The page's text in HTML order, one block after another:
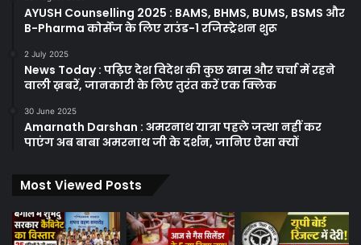
AYUSH Counselling 2025 : BAMS, BHMS, BUMS, BSMS और
B-Pharma कोर्सेज के लिए राउंड-1 रजिस्ट्रेशन शुरू
2 July 2025
News Today : पढ़िए देश विदेश की कुछ खास और चर्चा में रहने
वाली ख़बरें, जानकारी के लिए तुरंत करें एक क्लिक
30 June 2025
Amarnath Darshan : अमरनाथ यात्रा पहले जत्था नहीं कर
पाएंग अब बाबा अमरनाथ जी के दर्शन, जानिए ऐसा क्यों
Most Viewed Posts